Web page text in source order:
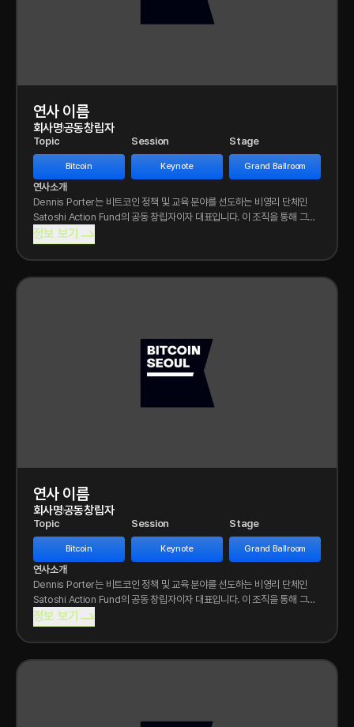
연사 이름
회사명공동창립자
Topic
Bitcoin
Session
Keynote
Stage
Grand Ballroom
연사소개
Dennis Porter는 비트코인 정책 및 교육 분야를 선도하는 비영리 단체인
Satoshi Action Fund의 공동 창립자이자 대표입니다. 이 조직을 통해 그는
미국 20개
정보 보기
연사 이름
회사명공동창립자
Topic
Bitcoin
Session
Keynote
Stage
Grand Ballroom
연사소개
Dennis Porter는 비트코인 정책 및 교육 분야를 선도하는 비영리 단체인
Satoshi Action Fund의 공동 창립자이자 대표입니다. 이 조직을 통해 그는
미국 20개
정보 보기